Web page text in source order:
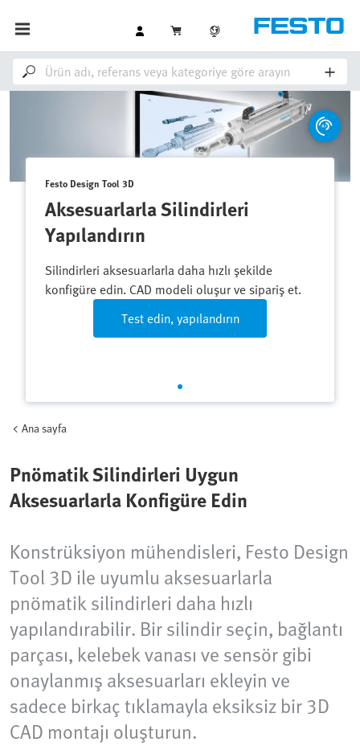
Festo Design Tool 3D
Aksesuarlarla Silindirleri
Yapılandırın
Silindirleri aksesuarlarla daha hızlı şekilde
konfigüre edin. CAD modeli oluşur ve sipariş et.
Test edin, yapılandırın
Ana sayfa
Pnömatik Silindirleri Uygun
Aksesuarlarla Konfigüre Edin
Konstrüksiyon mühendisleri, Festo Design
Tool 3D ile uyumlu aksesuarlarla
pnömatik silindirleri daha hızlı
yapılandırabilir. Bir silindir seçin, bağlantı
parçası, kelebek vanası ve sensör gibi
onaylanmış aksesuarları ekleyin ve
sadece birkaç tıklamayla eksiksiz bir 3D
CAD montajı oluşturun.